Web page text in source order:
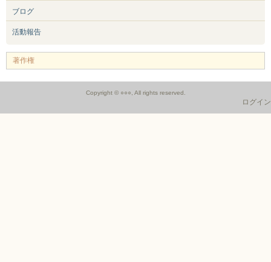
ブログ
活動報告
著作権
Copyright © ○○○, All rights reserved.
ログイン